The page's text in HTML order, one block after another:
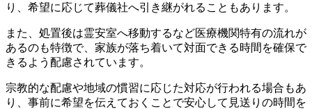
り、希望に応じて葬儀社へ引き継がれることもあります。
また、処置後は霊安室へ移動するなど医療機関特有の流れが
あるのも特徴で、家族が落ち着いて対面できる時間を確保で
きるよう配慮されています。
宗教的な配慮や地域の慣習に応じた対応が行われる場合もあ
り、事前に希望を伝えておくことで安心して見送りの時間を